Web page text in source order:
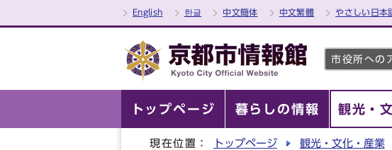
English 한글 中文簡体 中文繁體 やさしい日本
市役所への
トップページ 暮らしの情報 観光・
現在位置： トップページ 観光・文化・産業